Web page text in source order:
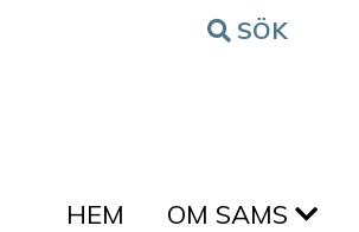
Hoppa till innehålletSÖK
HEM OM SAMS